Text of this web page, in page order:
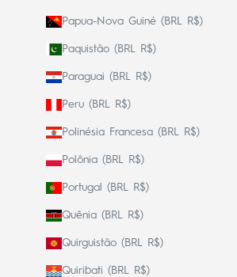
Papua-Nova Guiné (BRL R$)
Paquistão (BRL R$)
Paraguai (BRL R$)
Peru (BRL R$)
Polinésia Francesa (BRL R$)
Polônia (BRL R$)
Portugal (BRL R$)
Quênia (BRL R$)
Quirguistão (BRL R$)
Quiribati (BRL R$)